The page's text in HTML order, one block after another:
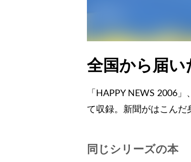
全国から届い
「HAPPY NEWS 2006
て収録。新聞がはこんだ
同じシリーズの本